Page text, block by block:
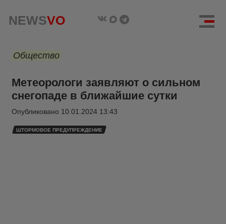
NEWSVO
Общество
Метеорологи заявляют о сильном
снегопаде в ближайшие сутки
Опубликовано 10.01.2024 13:43
ШТОРМОВОЕ ПРЕДУПРЕЖДЕНИЕ